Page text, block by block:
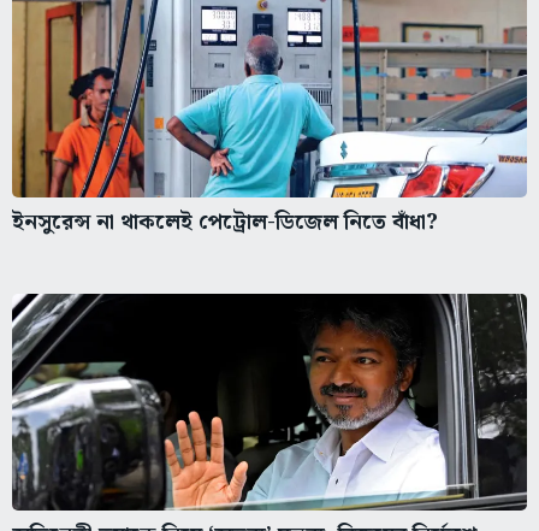
ইনসুরেন্স না থাকলেই পেট্রোল-ডিজেল নিতে বাঁধা?